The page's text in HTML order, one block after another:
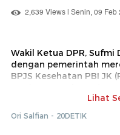
2,639 Views | Senin, 09 Feb
Wakil Ketua DPR,
dengan pemerintah
BPJS Kesehatan PBI JK
Menteri Kesehatan Budi
Lihat
Ori Salfian - 20DETIK